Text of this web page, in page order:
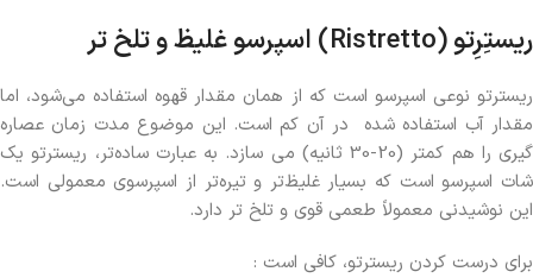
ریستِرِتو(Ristretto) اسپرسو غلیظ و تلخ تر
ریسترتو نوعی اسپرسو است که از همان مقدار قهوه استفاده می‌شود، اما
مقدار آب استفاده شده در آن کم است. این موضوع مدت زمان عصاره
گیری را هم کمتر (20-30 ثانیه) می سازد. به عبارت ساده‌تر، ریسترتو یک
شات اسپرسو است که بسیار غلیظ‌تر و تیره‌تر از اسپرسوی معمولی است.
این نوشیدنی معمولاً طعمی قوی‌ و تلخ تر دارد.
برای درست کردن ریسترتو، کافی است :